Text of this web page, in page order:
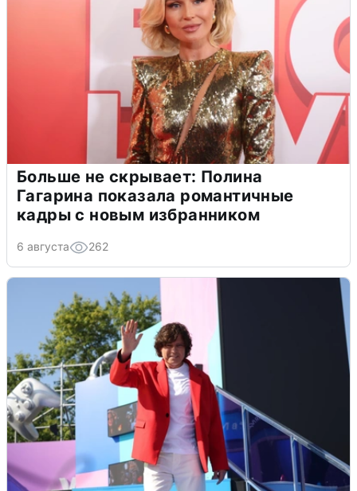
Больше не скрывает: Полина
Гагарина показала романтичные
кадры с новым избранником
6 августа 262